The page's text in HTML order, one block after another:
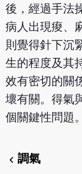
後，經過手法
病人出現痠、
則覺得針下沉
生的程度及其
效有密切的關
壞有關。得氣
個關鍵性問題。
chevron_left調氣